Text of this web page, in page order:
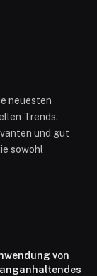
neuesten
Trends.
und gut
sowohl
von